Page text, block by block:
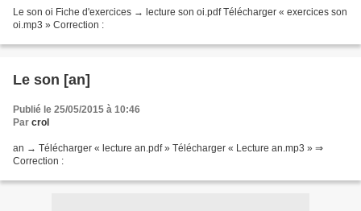
Le son oi Fiche d'exercices → lecture son oi.pdf Télécharger « exercices son
oi.mp3 » Correction :
Le son [an]
Publié le 25/05/2015 à 10:46
Par crol
an → Télécharger « lecture an.pdf » Télécharger « Lecture an.mp3 » ⇒
Correction :